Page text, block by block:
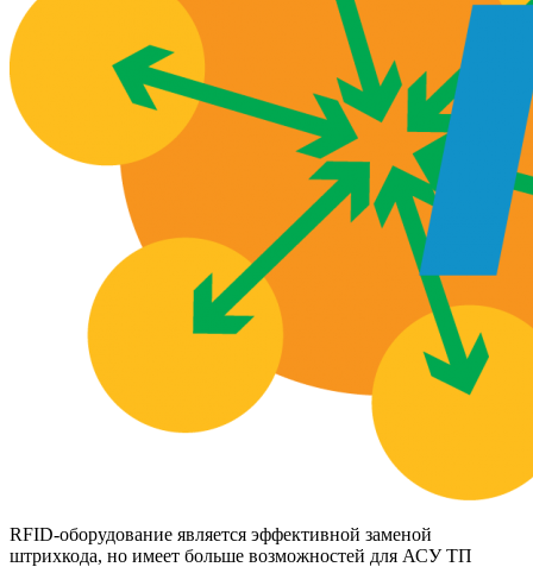
RFID-оборудование является эффективной заменой
штрихкода, но имеет больше возможностей для АСУ ТП